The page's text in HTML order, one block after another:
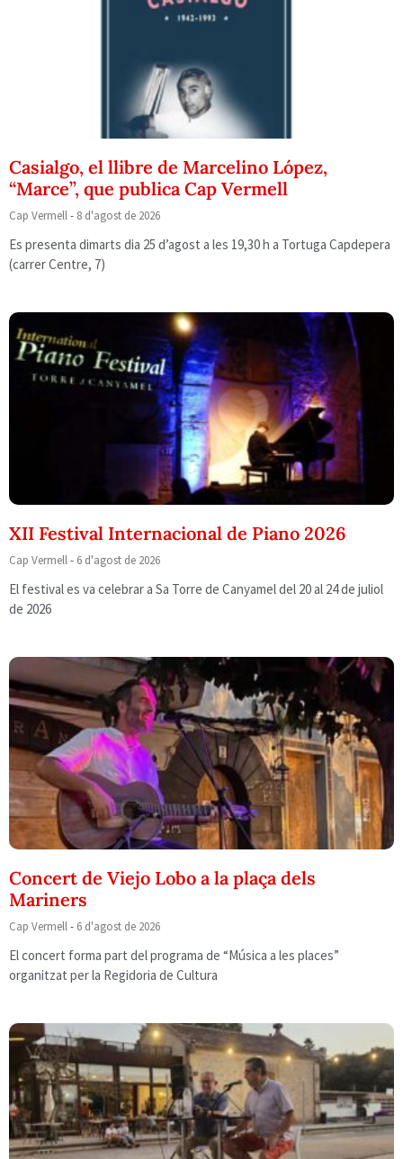
Casialgo, el llibre de Marcelino López,
“Marce”, que publica Cap Vermell
Cap Vermell 8 d'agost de 2026
Es presenta dimarts dia 25 d’agost a les 19,30 h a Tortuga Capdepera
(carrer Centre, 7)
XII Festival Internacional de Piano 2026
Cap Vermell 6 d'agost de 2026
El festival es va celebrar a Sa Torre de Canyamel del 20 al 24 de juliol
de 2026
Concert de Viejo Lobo a la plaça dels
Mariners
Cap Vermell 6 d'agost de 2026
El concert forma part del programa de “Música a les places”
organitzat per la Regidoria de Cultura